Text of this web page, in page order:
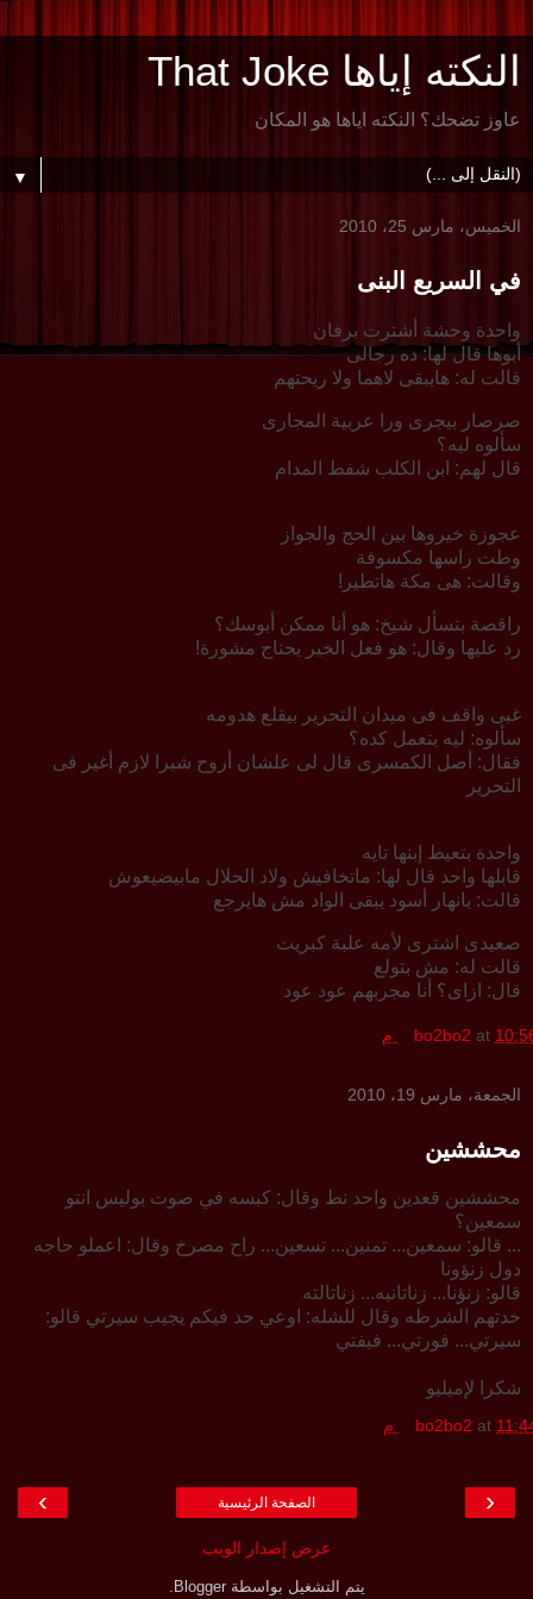
النكته إياها That Joke
عاوز تضحك؟ النكته اياها هو المكان
▼
الخميس، مارس 25، 2010
في السريع البنى
واحدة وحشة أشترت برفان
أبوها قال لها: ده رجالى
قالت له: هايبقى لاهما ولا ريحتهم
صرصار بيجرى ورا عربية المجارى
سألوه ليه؟
قال لهم: ابن الكلب شفط المدام
عجوزة خيروها بين الحج والجواز
وطت راسها مكسوفة
وقالت: هى مكة هاتطير!
راقصة بتسأل شيخ: هو أنا ممكن أبوسك؟
رد عليها وقال: هو فعل الخير يحتاج مشورة!
غبى واقف فى ميدان التحرير بيقلع هدومه
سألوه: ليه بتعمل كده؟
فقال: أصل الكمسرى قال لى علشان أروح شبرا لازم أغير فى
التحرير
واحدة بتعيط إبنها تايه
قابلها واحد قال لها: ماتخافيش ولاد الحلال مابيضيعوش
قالت: يانهار أسود يبقى الواد مش هايرجع
صعيدى اشترى لأمه علبة كبريت
قالت له: مش بتولع
قال: ازاى؟ أنا مجربهم عود عود
bo2bo2 at م
الجمعة، مارس 19، 2010
محششين
محششين قعدين واحد نط وقال: كبسه في صوت بوليس انتو
سمعين؟
... قالو: سمعين... تمنين... تسعين... راح مصرخ وقال: اعملو حاجه
دول زنؤونا
قالو: زنؤنا... زناتانيه... زناتالته
خدتهم الشرطه وقال للشله: اوعي حد فيكم يجيب سيرتي قالو:
سيرتي... فورتي... فيفتي
شكرا لإميليو
bo2bo2 at م
‹
› الصفحة الرئيسية
عرض إصدار الويب
يتم التشغيل بواسطةBlogger
.